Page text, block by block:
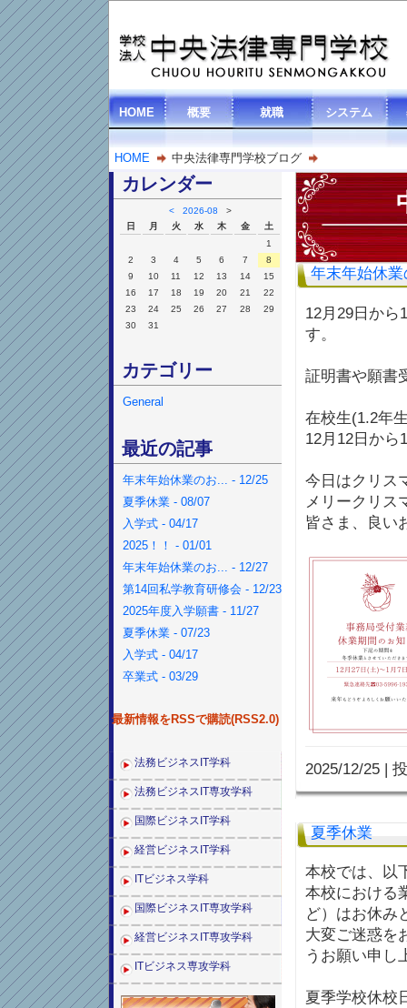
HOME 概要 就職 システム
HOME 中央法律専門学校ブログ
年末年始休
12月29日から
す。
証明書や願書
在校生(1.2年
12月12日から
今日はクリス
メリークリ
皆さま、良い
2025/12/25 |
夏季休業
本校では、以
本校における
ど）はお休み
大変ご迷惑を
うお願い申し
夏季学校休校
カレンダー
< 2026-08 >
日
月 火 水 木 金
土
1
2
3 4 5 6 7
8
9
10 11 12 13 14
15
16
17 18 19 20 21
22
23
24 25 26 27 28
29
30
31
カテゴリー
General
最近の記事
年末年始休業のお... - 12/25
夏季休業 - 08/07
入学式 - 04/17
2025！！ - 01/01
年末年始休業のお... - 12/27
第14回私学教育研修会 - 12/23
2025年度入学願書 - 11/27
夏季休業 - 07/23
入学式 - 04/17
卒業式 - 03/29
最新情報をRSSで購読(RSS2.0)
法務ビジネスIT学科
法務ビジネスIT専攻学科
国際ビジネスIT学科
経営ビジネスIT学科
ITビジネス学科
国際ビジネスIT専攻学科
経営ビジネスIT専攻学科
ITビジネス専攻学科